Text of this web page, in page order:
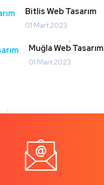
Bitlis Web Tasarım
01 Mart 2023
Muğla Web Tasarım
01 Mart 2023